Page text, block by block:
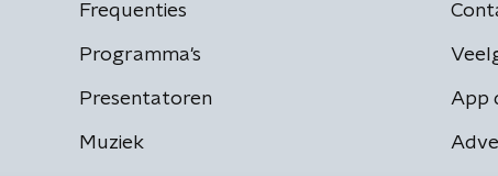
Frequenties
Programma's
Presentatoren
Muziek
App